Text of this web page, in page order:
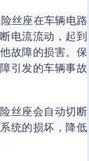
丝座在车辆电路
电流流动，起到
故障的损害。保
引发的车辆事故
丝座会自动切断
统的损坏，降低